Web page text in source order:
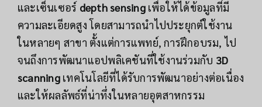
และเซ็นเซอร์ depth sensingเพื่อให้ได้ข้อมูลที่มี
ความละเอียดสูง โดยสามารถนำไปประยุกต์ใช้งาน
ในหลายๆ สาขา ตั้งแต่การแพทย์, การฝึกอบรม, ไป
จนถึงการพัฒนาแอปพลิเคชันที่ใช้งานร่วมกับ 3D
scanningเทคโนโลยีที่ได้รับการพัฒนาอย่างต่อเนื่อง
และให้ผลลัพธ์ที่น่าทึ่งในหลายอุตสาหกรรม